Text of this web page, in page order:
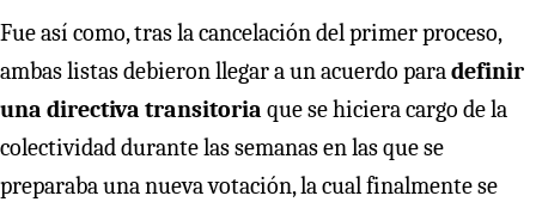
Fue así como, tras la cancelación del primer proceso,
ambas listas debieron llegar a un acuerdo paradefinir
una directiva transitoria que se hiciera cargo de la
colectividad durante las semanas en las que se
preparaba una nueva votación, la cual finalmente se